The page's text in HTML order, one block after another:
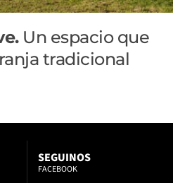
Un espacio que
tradicional
SEGUINOS
FACEBOOK